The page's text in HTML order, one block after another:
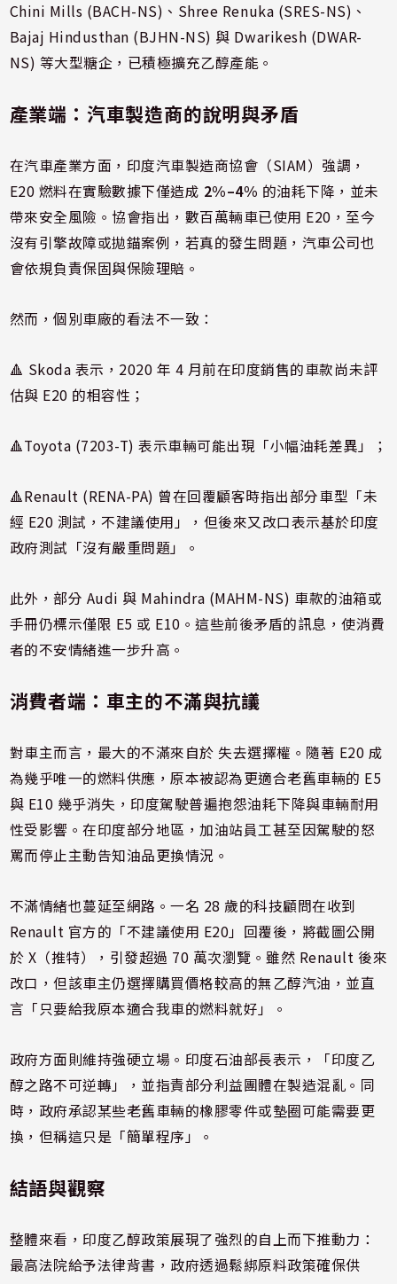
Chini Mills (BACH-NS)、Shree Renuka (SRES-NS)、
Bajaj Hindusthan (BJHN-NS) 與 Dwarikesh (DWAR-
NS) 等大型糖企，已積極擴充乙醇產能。
產業端：汽車製造商的說明與矛盾
在汽車產業方面，印度汽車製造商協會（SIAM）強調，
E20 燃料在實驗數據下僅造成 2%–4% 的油耗下降，並未
帶來安全風險。協會指出，數百萬輛車已使用 E20，至今
沒有引擎故障或拋錨案例，若真的發生問題，汽車公司也
會依規負責保固與保險理賠。
然而，個別車廠的看法不一致：
🔺 Skoda 表示，2020 年 4 月前在印度銷售的車款尚未評
估與 E20 的相容性；
🔺Toyota (7203-T) 表示車輛可能出現「小幅油耗差異」；
🔺Renault (RENA-PA) 曾在回覆顧客時指出部分車型「未
經 E20 測試，不建議使用」，但後來又改口表示基於印度
政府測試「沒有嚴重問題」。
此外，部分 Audi 與 Mahindra (MAHM-NS) 車款的油箱或
手冊仍標示僅限 E5 或 E10。這些前後矛盾的訊息，使消費
者的不安情緒進一步升高。
消費者端：車主的不滿與抗議
對車主而言，最大的不滿來自於 失去選擇權。隨著 E20 成
為幾乎唯一的燃料供應，原本被認為更適合老舊車輛的 E5
與 E10 幾乎消失，印度駕駛普遍抱怨油耗下降與車輛耐用
性受影響。在印度部分地區，加油站員工甚至因駕駛的怒
罵而停止主動告知油品更換情況。
不滿情緒也蔓延至網路。一名 28 歲的科技顧問在收到
Renault 官方的「不建議使用 E20」回覆後，將截圖公開
於 X（推特），引發超過 70 萬次瀏覽。雖然 Renault 後來
改口，但該車主仍選擇購買價格較高的無乙醇汽油，並直
言「只要給我原本適合我車的燃料就好」。
政府方面則維持強硬立場。印度石油部長表示，「印度乙
醇之路不可逆轉」，並指責部分利益團體在製造混亂。同
時，政府承認某些老舊車輛的橡膠零件或墊圈可能需要更
換，但稱這只是「簡單程序」。
結語與觀察
整體來看，印度乙醇政策展現了強烈的自上而下推動力：
最高法院給予法律背書，政府透過鬆綁原料政策確保供